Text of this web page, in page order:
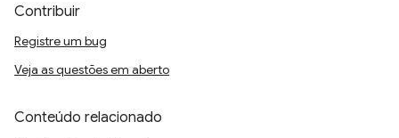
Contribuir
Registre um bug
Veja as questões em aberto
Conteúdo relacionado